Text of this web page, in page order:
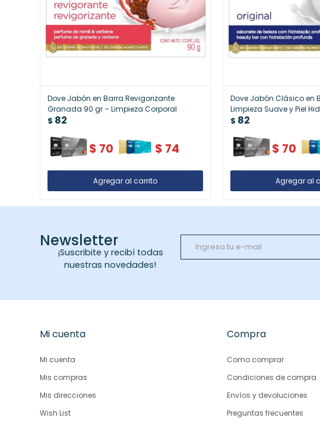
Dove Jabón en Barra Revigorizante
Granada 90 gr – Limpieza Corporal
$ 82
$ 70 $ 74
Dove Jabón Clásico en
Limpieza Suave y Piel
$ 82
$ 70
Newsletter
¡Suscribite y recibí todas
nuestras novedades!
Mi cuenta
Mi cuenta
Mis compras
Mis direcciones
Wish List
Compra
Como comprar
Condiciones de compra
Envíos y devoluciones
Preguntas frecuentes